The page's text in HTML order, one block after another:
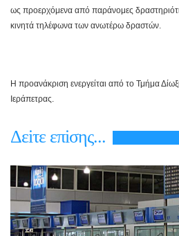
ως προερχόμενα από παράνομες
κινητά τηλέφωνα των ανωτέρω δραστών.
Η προανάκριση ενεργείται από το Τμήμα
Ιεράπετρας.
Δεiτε επiσης...